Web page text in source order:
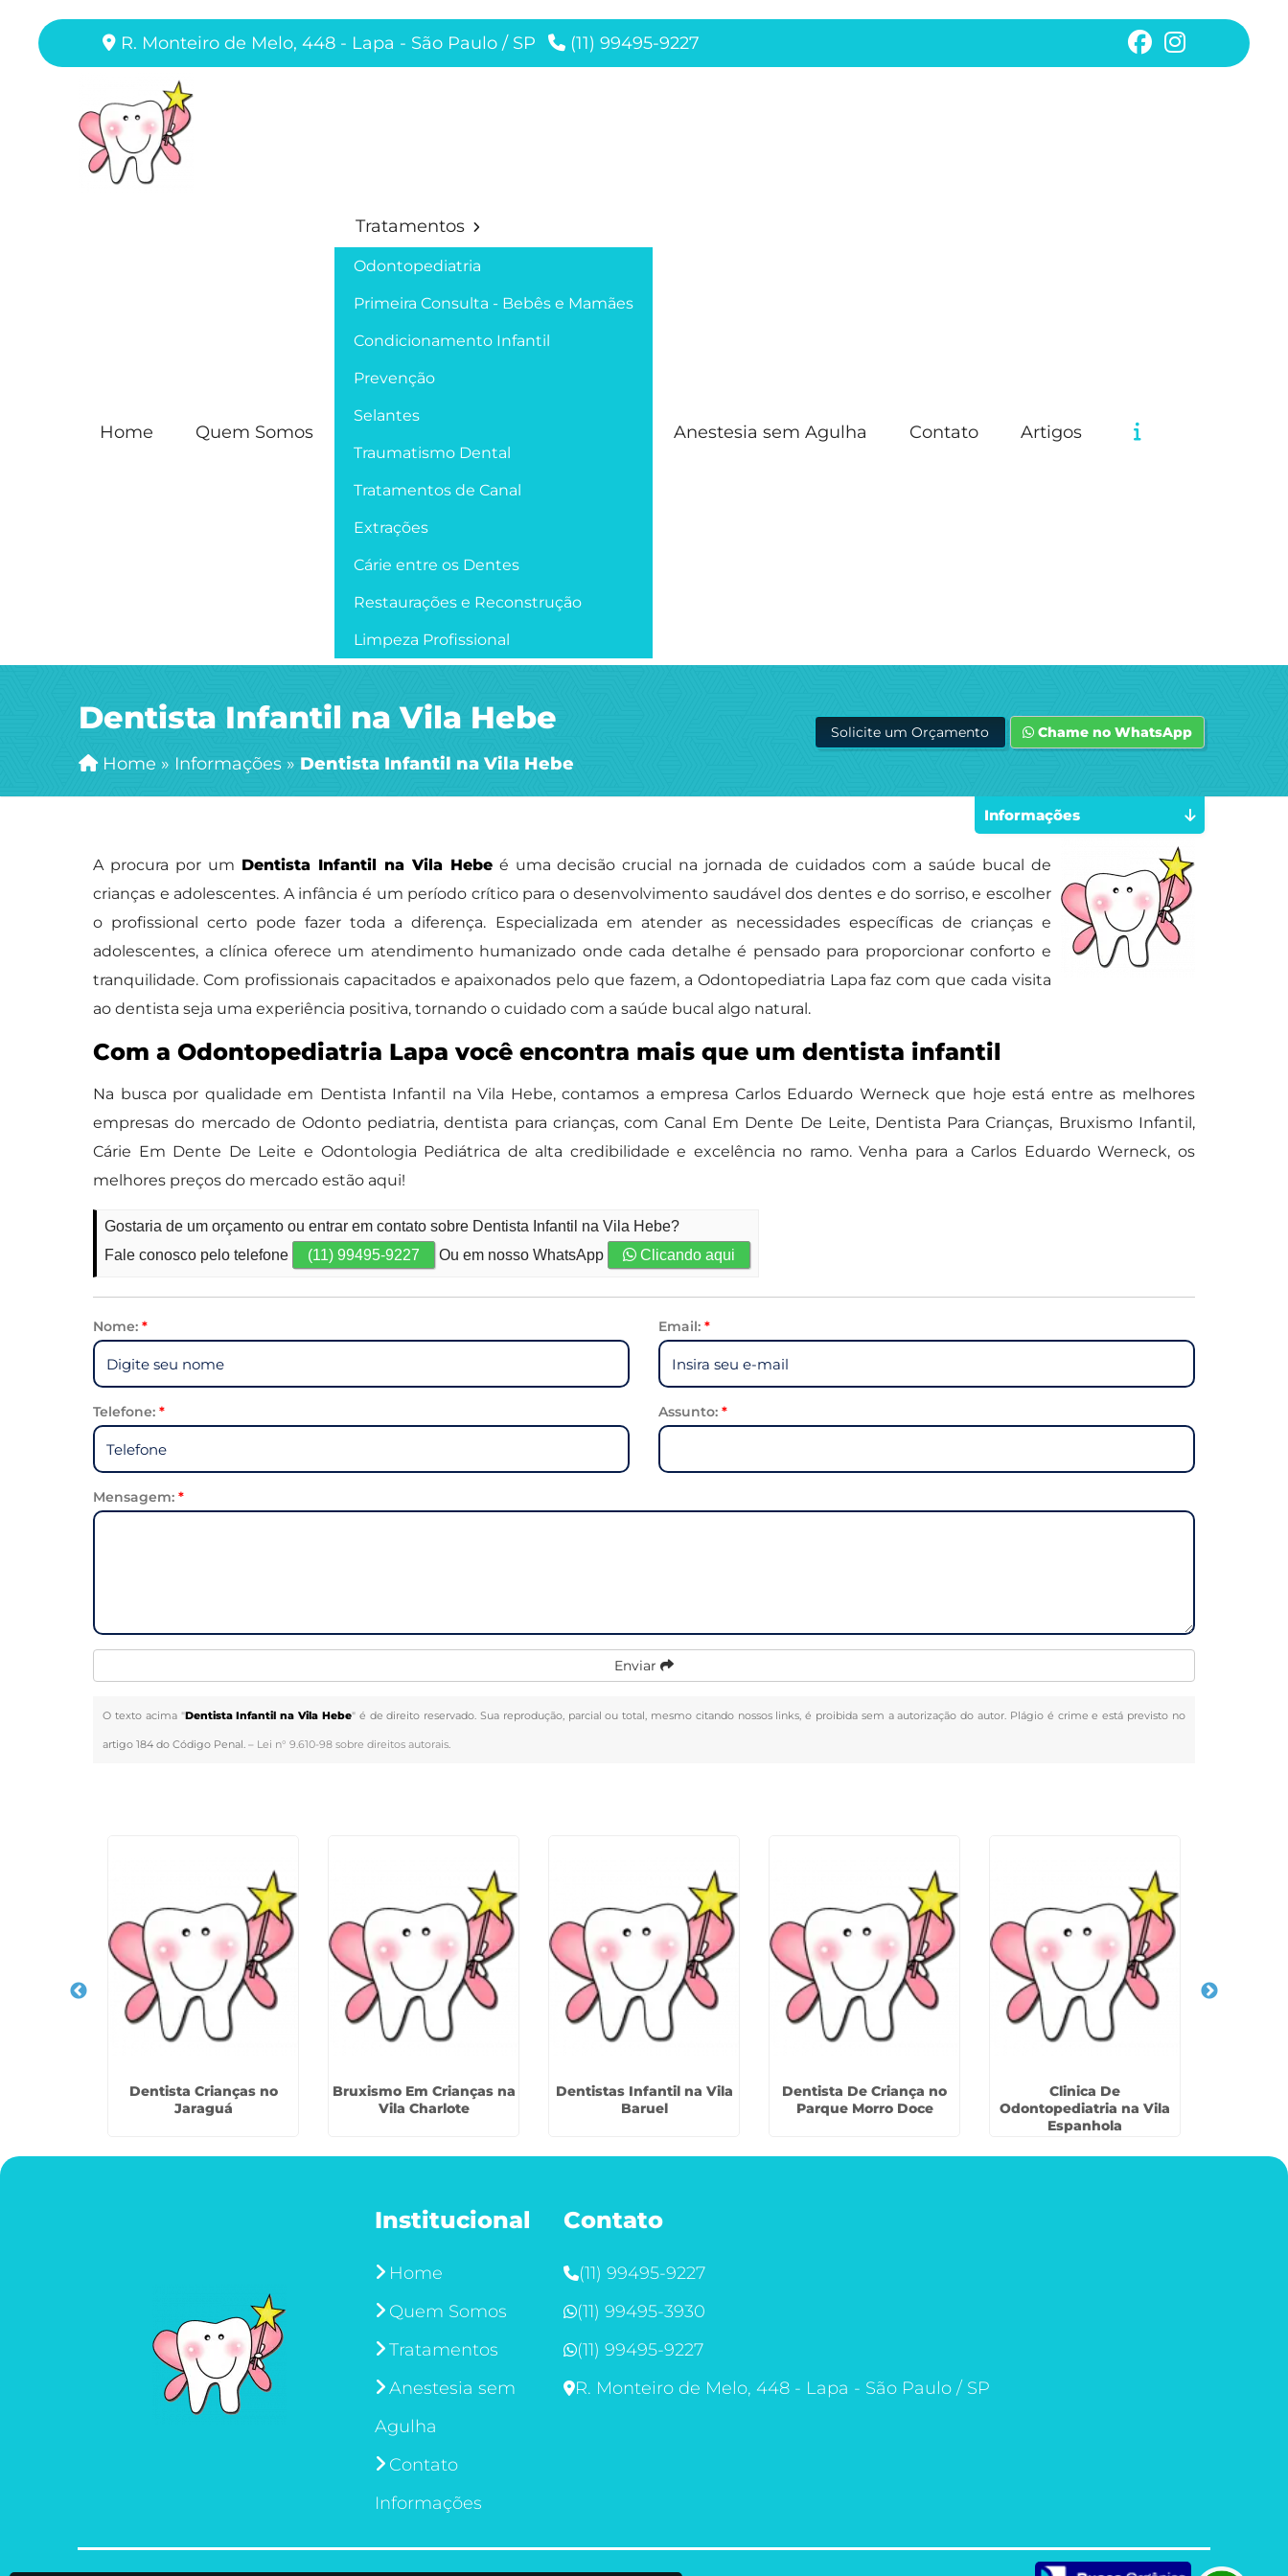
R. Monteiro de Melo, 448 - Lapa - São Paulo / SP (11) 99495-9227
Home Quem Somos
Tratamentos
Odontopediatria
Primeira Consulta - Bebês e Mamães
Condicionamento Infantil
Prevenção
Selantes
Traumatismo Dental
Tratamentos de Canal
Extrações
Cárie entre os Dentes
Restaurações e Reconstrução
Limpeza Profissional
Anestesia sem Agulha Contato Artigos
Dentista Infantil na Vila Hebe
Home » Informações » Dentista Infantil na Vila Hebe
Solicite um Orçamento Chame no WhatsApp
A procura por um Dentista Infantil na Vila Hebeé uma decisão crucial na jornada de cuidados com a saúde bucal de
crianças e adolescentes. A infância é um período crítico para o desenvolvimento saudável dos dentes e do sorriso, e escolher
o profissional certo pode fazer toda a diferença. Especializada em atender as necessidades específicas de crianças e
adolescentes, a clínica oferece um atendimento humanizado onde cada detalhe é pensado para proporcionar conforto e
tranquilidade. Com profissionais capacitados e apaixonados pelo que fazem, a Odontopediatria Lapa faz com que cada visita
ao dentista seja uma experiência positiva, tornando o cuidado com a saúde bucal algo natural.
Com a Odontopediatria Lapa você encontra mais que um dentista infantil
Na busca por qualidade em Dentista Infantil na Vila Hebe, contamos a empresa Carlos Eduardo Werneck que hoje está entre as melhores
empresas do mercado de Odonto pediatria, dentista para crianças, com Canal Em Dente De Leite, Dentista Para Crianças, Bruxismo Infantil,
Cárie Em Dente De Leite e Odontologia Pediátrica de alta credibilidade e excelência no ramo. Venha para a Carlos Eduardo Werneck, os
melhores preços do mercado estão aqui!
Gostaria de um orçamento ou entrar em contato sobre Dentista Infantil na Vila Hebe?
Fale conosco pelo telefone
(11) 99495-9227 Ou em nosso WhatsApp Clicando aqui
Nome:* Email: *
Telefone:* Assunto: *
Mensagem:*
Enviar
O texto acima "Dentista Infantil na Vila Hebe" é de direito reservado. Sua reprodução, parcial ou total, mesmo citando nossos links, é proibida sem a autorização do autor. Plágio é crime e está previsto no
artigo 184 do Código Penal. – Lei n° 9.610-98 sobre direitos autorais.
Informações
Dentista Crianças no
Jaraguá
Bruxismo Em Crianças na
Vila Charlote
Dentistas Infantil na Vila
Baruel
Dentista De Criança no
Parque Morro Doce
Clinica De
Odontopediatria na Vila
Espanhola
Institucional
Home
Quem Somos
Tratamentos
Anestesia sem
Agulha
Contato
Informações
Contato
(11) 99495-9227
(11) 99495-3930
(11) 99495-9227
R. Monteiro de Melo, 448 - Lapa - São Paulo / SP